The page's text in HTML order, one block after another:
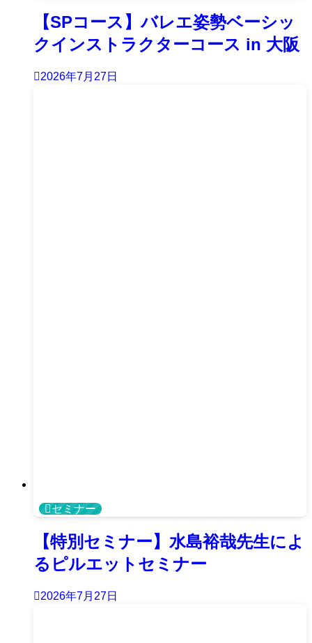
【SPコース】バレエ姿勢ベーシッ
クインストラクターコース in 大阪
2026年7月27日
セミナー
【特別セミナー】水島裕哉先生によ
るピルエットセミナー
2026年7月27日